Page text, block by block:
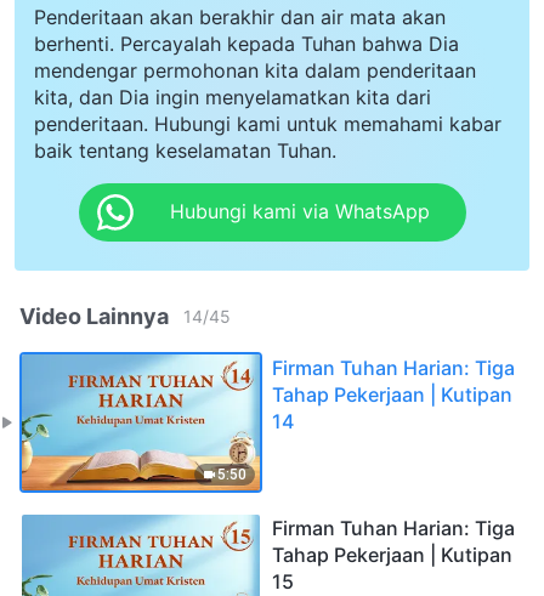
Penderitaan akan berakhir dan air mata akan
berhenti. Percayalah kepada Tuhan bahwa Dia
mendengar permohonan kita dalam penderitaan
kita, dan Dia ingin menyelamatkan kita dari
penderitaan. Hubungi kami untuk memahami kabar
baik tentang keselamatan Tuhan.
Hubungi kami via WhatsApp
Video Lainnya 14/45
5:50
Firman Tuhan Harian: Tiga
Tahap Pekerjaan | Kutipan
14
Firman Tuhan Harian: Tiga
Tahap Pekerjaan | Kutipan
15